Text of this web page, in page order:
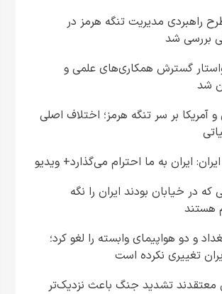
راهبردی مدیریت تنگه هرمز در
بررسی شد
گسترش همکاری‌های علمی و
شد
و آمریکا بر سر تنگه هرمز؛ اختلاف اصلی
ایران به ما احترام می‌گذارد+ ویدیو
که در خیابان بودند ایران را نگه
هستند
و دو هواپیمای وابسته را لغو کرد؛
تغییری نکرده است
تشدید جنگ باعث نزدیک‌تر